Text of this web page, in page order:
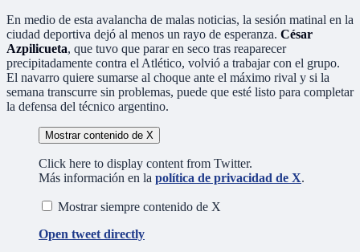
En medio de esta avalancha de malas noticias, la sesión matinal en la
ciudad deportiva dejó al menos un rayo de esperanza. César
Azpilicueta, que tuvo que parar en seco tras reaparecer
precipitadamente contra el Atlético, volvió a trabajar con el grupo.
El navarro quiere sumarse al choque ante el máximo rival y si la
semana transcurre sin problemas, puede que esté listo para completar
la defensa del técnico argentino.
Mostrar contenido de X
Click here to display content from Twitter.
Más información en la política de privacidad de X.
Mostrar siempre contenido de X
Open tweet directly